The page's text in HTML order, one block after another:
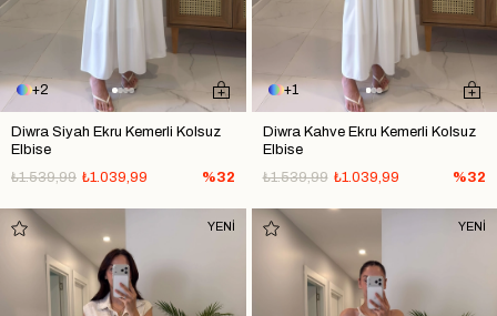
2
Diwra Siyah Ekru Kemerli Kolsuz
Elbise
₺1.039,99
₺1.539,99 %32
1
Diwra Kahve Ekru Kemerli Kolsuz
Elbise
₺1.039,99
₺1.539,99 %32
YENİ YENİ